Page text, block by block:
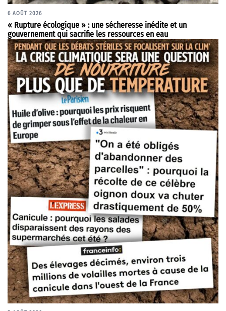
6 AOÛT 2026
« Rupture écologique » : une sécheresse inédite et un
gouvernement qui sacrifie les ressources en eau